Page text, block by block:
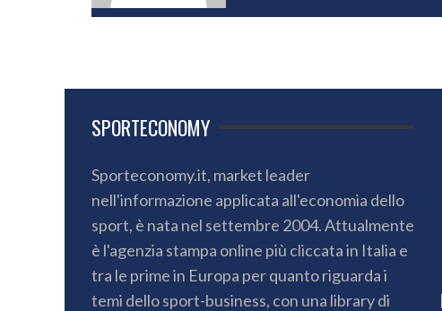
SPORTECONOMY
Sporteconomy.it, market leader
nell'informazione applicata all'economia dello
sport, è nata nel settembre 2004. Attualmente
è l'agenzia stampa online più cliccata in Italia e
tra le prime in Europa per quanto riguarda i
temi dello sport-business, con una library di